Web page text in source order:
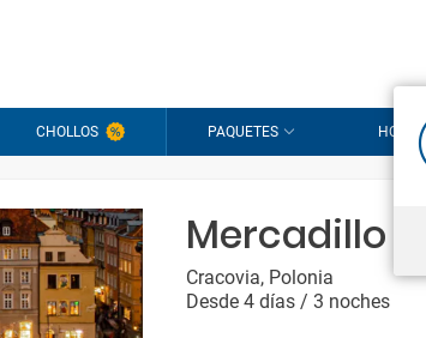
CHOLLOS PAQUETES
Mercadillo
Cracovia, Polonia
Desde 4 días / 3 noches